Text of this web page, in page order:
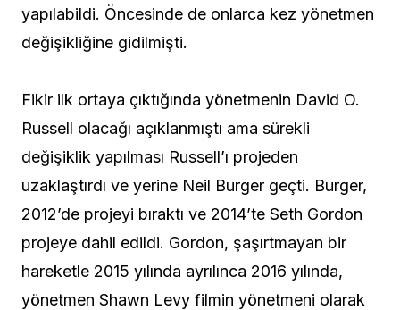
yapılabildi. Öncesinde de onlarca kez yönetmen
değişikliğine gidilmişti.
Fikir ilk ortaya çıktığında yönetmenin David O.
Russell olacağı açıklanmıştı ama sürekli
değişiklik yapılması Russell’ı projeden
uzaklaştırdı ve yerine Neil Burger geçti. Burger,
2012’de projeyi bıraktı ve 2014’te Seth Gordon
projeye dahil edildi. Gordon, şaşırtmayan bir
hareketle 2015 yılında ayrılınca 2016 yılında,
yönetmen Shawn Levy filmin yönetmeni olarak